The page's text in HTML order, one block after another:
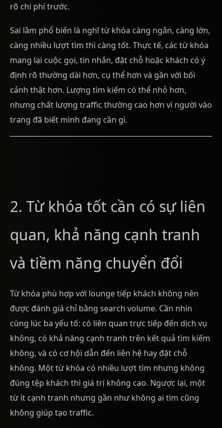
rõ chi phí trước.
Sai lầm phổ biến là nghĩ từ khóa càng ngắn, càng lớn,
càng nhiều lượt tìm thì càng tốt. Thực tế, các từ khóa
mang lại cuộc gọi, tin nhắn, đặt chỗ hoặc khách có ý
định rõ thường dài hơn, cụ thể hơn và gần với bối
cảnh thật hơn. Lượng tìm kiếm có thể nhỏ hơn,
nhưng chất lượng traffic thường cao hơn vì người vào
trang đã biết mình đang cần gì.
2. Từ khóa tốt cần có sự liên
quan, khả năng cạnh tranh
và tiềm năng chuyển đổi
Từ khóa phù hợp với lounge tiếp khách không nên
được đánh giá chỉ bằng search volume. Cần nhìn
cùng lúc ba yếu tố: có liên quan trực tiếp đến dịch vụ
không, có khả năng cạnh tranh trên kết quả tìm kiếm
không, và có cơ hội dẫn đến liên hệ hay đặt chỗ
không. Một từ khóa có nhiều lượt tìm nhưng không
đúng tệp khách thì giá trị không cao. Ngược lại, một
từ ít cạnh tranh nhưng gần như không ai tìm cũng
không giúp tạo traffic.